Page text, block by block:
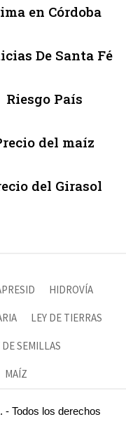
en Córdoba
De Santa Fé
Riesgo País
del maíz
del Girasol
HIDROVÍA
LEY DE TIERRAS
DE SEMILLAS
MAÍZ
- Todos los derechos